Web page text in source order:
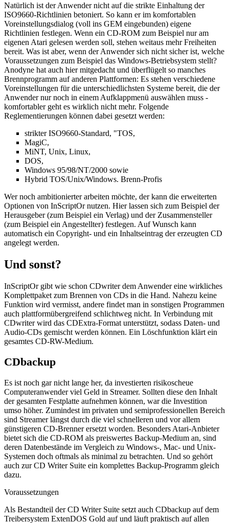
Natürlich ist der Anwender nicht auf die strikte Einhaltung der
ISO9660-Richtlinien betoniert. So kann er im komfortablen
Voreinstellungsdialog (voll ins GEM eingebunden) eigene
Richtlinien festlegen. Wenn ein CD-ROM zum Beispiel nur am
eigenen Atari gelesen werden soll, stehen weitaus mehr Freiheiten
bereit. Was ist aber, wenn der Anwender sich nicht sicher ist, welche
Voraussetzungen zum Beispiel das Windows-Betriebsystem stellt?
Anodyne hat auch hier mitgedacht und überflügelt so manches
Brennprogramm auf anderen Plattformen: Es stehen verschiedene
Voreinstellungen für die unterschiedlichsten Systeme bereit, die der
Anwender nur noch in einem Aufklappmenü auswählen muss -
komfortabler geht es wirklich nicht mehr. Folgende
Reglementierungen können dabei gesetzt werden:
strikter ISO9660-Standard, "TOS,
MagiC,
MiNT, Unix, Linux,
DOS,
Windows 95/98/NT/2000 sowie
Hybrid TOS/Unix/Windows. Brenn-Profis
Wer noch ambitionierter arbeiten möchte, der kann die erweiterten
Optionen von InScriptOr nutzen. Hier lassen sich zum Beispiel der
Herausgeber (zum Beispiel ein Verlag) und der Zusammensteller
(zum Beispiel ein Angestellter) festlegen. Auf Wunsch kann
automatisch ein Copyright- und ein Inhaltseintrag der erzeugten CD
angelegt werden.
Und sonst?
InScriptOr gibt wie schon CDwriter dem Anwender eine wirkliches
Komplettpaket zum Brennen von CDs in die Hand. Nahezu keine
Funktion wird vermisst, andere findet man in sonstigen Programmen
auch plattformübergreifend schlichtweg nicht. In Verbindung mit
CDwriter wird das CDExtra-Format unterstützt, sodass Daten- und
Audio-CDs gemischt werden können. Ein Löschfunktion klärt ein
gesamtes CD-RW-Medium.
CDbackup
Es ist noch gar nicht lange her, da investierten risikoscheue
Computeranwender viel Geld in Streamer. Sollten diese den Inhalt
der gesamten Festplatte aufnehmen können, war die Investition
umso höher. Zumindest im privaten und semiprofessionellen Bereich
sind Streamer längst durch die viel schnelleren und vor allem
günstigeren CD-Brenner ersetzt worden. Besonders Atari-Anbieter
bietet sich die CD-ROM als preiswertes Backup-Medium an, sind
deren Datenbestände im Vergleich zu Windows-, Mac- und Unix-
Systemen doch oftmals als minimal zu betrachten. Und so gehört
auch zur CD Writer Suite ein komplettes Backup-Programm gleich
dazu.
Voraussetzungen
Als Bestandteil der CD Writer Suite setzt auch CDbackup auf dem
Treibersystem ExtenDOS Gold auf und läuft praktisch auf allen